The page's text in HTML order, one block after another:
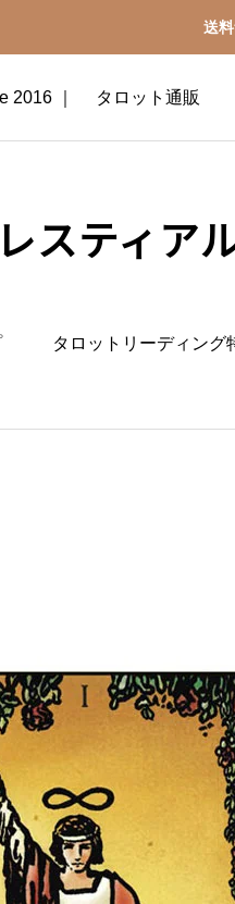
送
2016 ｜ タロット通販
スティア
タロットリーディング